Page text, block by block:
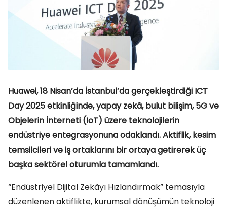
Huawei, 18 Nisan’da İstanbul’da gerçekleştirdiği ICT
Day 2025 etkinliğinde, yapay zekâ, bulut bilişim, 5G ve
Objelerin İnterneti (IoT) üzere teknolojilerin
endüstriye entegrasyonuna odaklandı. Aktiflik, kesim
temsilcileri ve iş ortaklarını bir ortaya getirerek üç
başka sektörel oturumla tamamlandı.
“Endüstriyel Dijital Zekâyı Hızlandırmak” temasıyla
düzenlenen aktiflikte, kurumsal dönüşümün teknoloji